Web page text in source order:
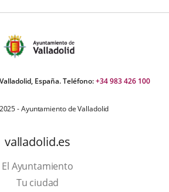
España. Teléfono:+34 983 426 100
- Ayuntamiento de Valladolid
valladolid.es
El Ayuntamiento
Tu ciudad